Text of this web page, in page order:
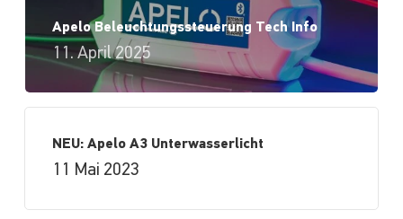
Apelo Beleuchtungssteuerung Tech Info
11. April 2025
NEU: Apelo A3 Unterwasserlicht
11 Mai 2023